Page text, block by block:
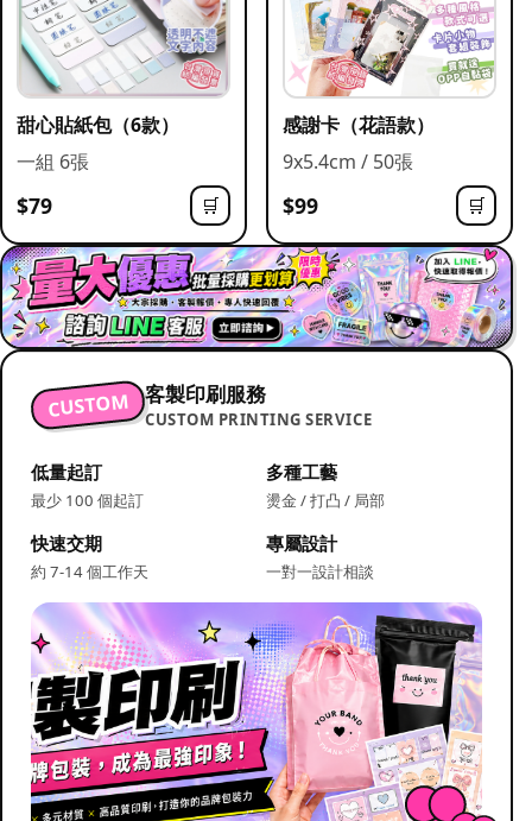
甜心貼紙包（6款）
一組 6張
$79 🛒
感謝卡（花語款）
9x5.4cm / 50張
$99 🛒
CUSTOM 客製印刷服務
CUSTOM PRINTING SERVICE
低量起訂
最少 100 個起訂
多種工藝
燙金 / 打凸 / 局部
快速交期
約 7-14 個工作天
專屬設計
一對一設計相談